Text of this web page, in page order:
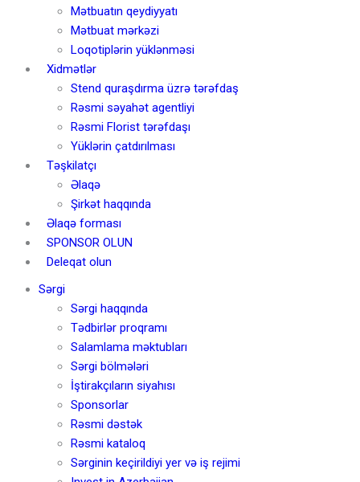
Mətbuatın qeydiyyatı
Mətbuat mərkəzi
Loqotiplərin yüklənməsi
Xidmətlər
Stend quraşdırma üzrə tərəfdaş
Rəsmi səyahət agentliyi
Rəsmi Florist tərəfdaşı
Yüklərin çatdırılması
Təşkilatçı
Əlaqə
Şirkət haqqında
Əlaqə forması
SPONSOR OLUN
Deleqat olun
Sərgi
Sərgi haqqında
Tədbirlər proqramı
Salamlama məktubları
Sərgi bölmələri
İştirakçıların siyahısı
Sponsorlar
Rəsmi dəstək
Rəsmi kataloq
Sərginin keçirildiyi yer və iş rejimi